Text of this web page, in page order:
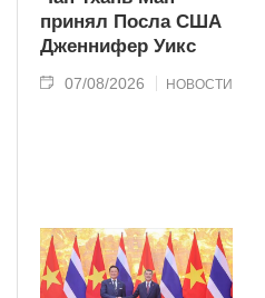
принял Посла США
Дженнифер Уикс
07/08/2026 НОВОСТИ